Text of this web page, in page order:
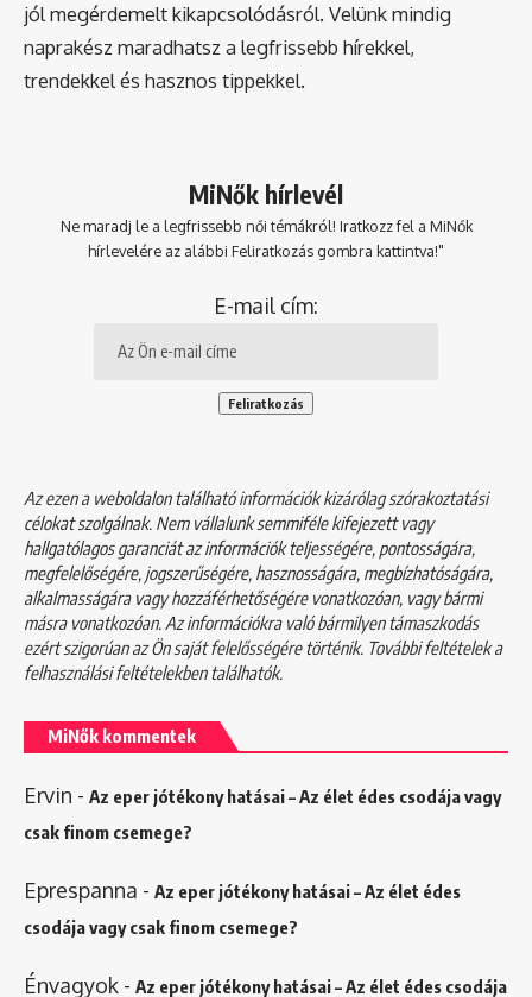
jól megérdemelt kikapcsolódásról. Velünk mindig
naprakész maradhatsz a legfrissebb hírekkel,
trendekkel és hasznos tippekkel.
MiNők hírlevél
Ne maradj le a legfrissebb női témákról! Iratkozz fel a MiNők
hírlevelére az alábbi Feliratkozás gombra kattintva!"
E-mail cím:
Az ezen a weboldalon található információk kizárólag szórakoztatási
célokat szolgálnak. Nem vállalunk semmiféle kifejezett vagy
hallgatólagos garanciát az információk teljességére, pontosságára,
megfelelőségére, jogszerűségére, hasznosságára, megbízhatóságára,
alkalmasságára vagy hozzáférhetőségére vonatkozóan, vagy bármi
másra vonatkozóan. Az információkra való bármilyen támaszkodás
ezért szigorúan az Ön saját felelősségére történik. További feltételek a
felhasználási feltételekbentalálhatók.
MiNők kommentek
Ervin - Az eper jótékony hatásai – Az élet édes csodája vagy
csak finom csemege?
Eprespanna - Az eper jótékony hatásai – Az élet édes
csodája vagy csak finom csemege?
Énvagyok - Az eper jótékony hatásai – Az élet édes csodája